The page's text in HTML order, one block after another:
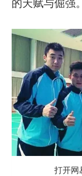
的天赋与倔强。
打开网